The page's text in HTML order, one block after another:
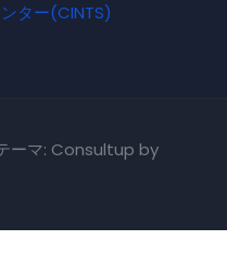
ター(CINTS)
ーマ: Consultup by